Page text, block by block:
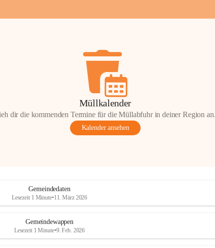
Müllkalender
dir die kommenden Termine für die Müllabfuhr in deiner Region an.
Kalender ansehen
Gemeindedaten
Lesezeit 1 Minute•11. März 2026
Gemeindewappen
Lesezeit 1 Minute•9. Feb. 2026